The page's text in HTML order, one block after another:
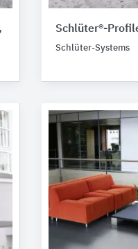
Schlüter®-
Schlüter-Systems